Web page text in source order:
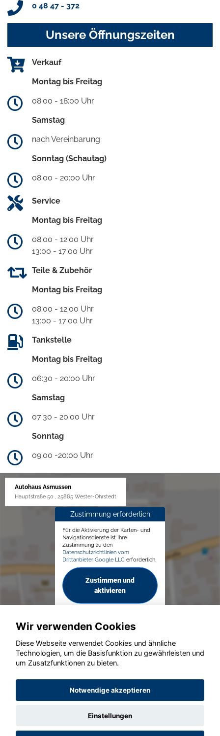
0 48 47 - 372
Unsere Öffnungszeiten
Verkauf
Montag bis Freitag
08:00 - 18:00 Uhr
Samstag
nach Vereinbarung
Sonntag (Schautag)
08:00 - 20:00 Uhr
Service
Montag bis Freitag
08:00 - 12:00 Uhr
13:00 - 17:00 Uhr
Teile & Zubehör
Montag bis Freitag
08:00 - 12:00 Uhr
13:00 - 17:00 Uhr
Tankstelle
Montag bis Freitag
06:30 - 20:00 Uhr
Samstag
07:30 - 20:00 Uhr
Sonntag
09:00 -20:00 Uhr
Autohaus Asmussen
Hauptstraße 50 , 25885 Wester-Ohrstedt
Zustimmung erforderlich
Für die Aktivierung der Karten- und
Navigationsdienste ist Ihre
Zustimmung zu den
Datenschutzrichtlinien vom
Drittanbieter Google LLC erforderlich.
Zustimmen und
aktivieren
© konjunkturmotor.de GmbH 2020 - 2026
Wir verwenden Cookies
Diese Webseite verwendet Cookies und ähnliche
Technologien, um die Basisfunktion zu gewährleisten und
um Zusatzfunktionen zu bieten.
Notwendige akzeptieren
Einstellungen